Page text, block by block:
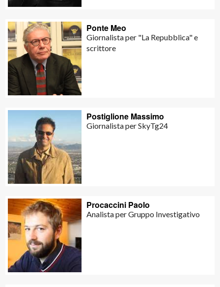
Ponte Meo
Giornalista per "La Repubblica" e
scrittore
Postiglione Massimo
Giornalista per SkyTg24
Procaccini Paolo
Analista per Gruppo Investigativo